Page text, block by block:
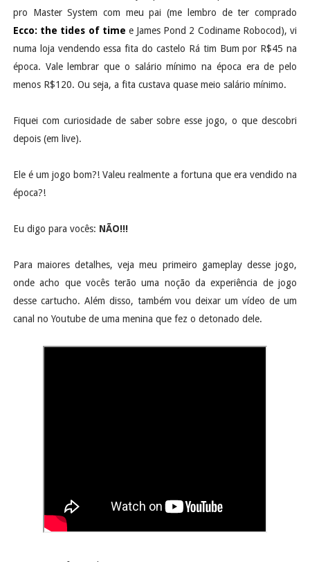
pro Master System com meu pai (me lembro de ter comprado
Ecco: the tides of time e James Pond 2 Codiname Robocod), vi
numa loja vendendo essa fita do castelo Rá tim Bum por R$45 na
época. Vale lembrar que o salário mínimo na época era de pelo
menos R$120. Ou seja, a fita custava quase meio salário mínimo.
Fiquei com curiosidade de saber sobre esse jogo, o que descobri
depois (em live).
Ele é um jogo bom?! Valeu realmente a fortuna que era vendido na
época?!
Eu digo para vocês: NÃO!!!
Para maiores detalhes, veja meu primeiro gameplay desse jogo,
onde acho que vocês terão uma noção da experiência de jogo
desse cartucho. Além disso, também vou deixar um vídeo de um
canal no Youtube de uma menina que fez o detonado dele.